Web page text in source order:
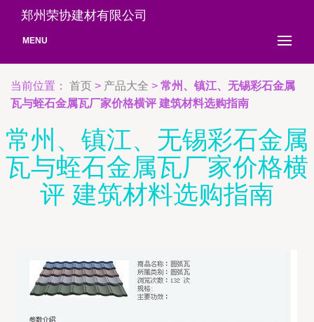
郑州荣协建材有限公司
MENU
当前位置： 首页 > 产品大全 > 常州、镇江、无锡彩石金属
瓦与蛭石金属瓦厂家价格横评 建筑材料选购指南
常州、镇江、无锡彩石金属
瓦与蛭石金属瓦厂家价格横
评 建筑材料选购指南